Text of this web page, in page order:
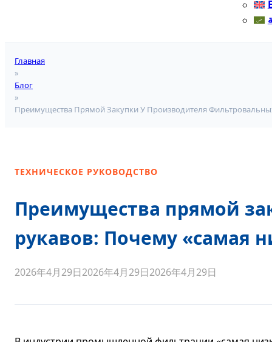
Главная
»
Блог
»
Преимущества Прямой Закупки У Производителя
ТЕХНИЧЕСКОЕ РУКОВОДСТВО
Преимущества прямой
рукавов: Почему «самая
2026年4月29日2026年4月29日2026年4月29日